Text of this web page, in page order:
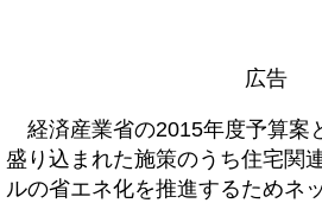
広告
経済産業省の2015年度予算案
盛り込まれた施策のうち住宅関
ルの省エネ化を推進するためネ